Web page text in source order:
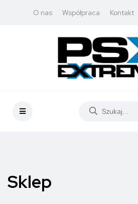
O nas Współpraca Kontakt
Sklep